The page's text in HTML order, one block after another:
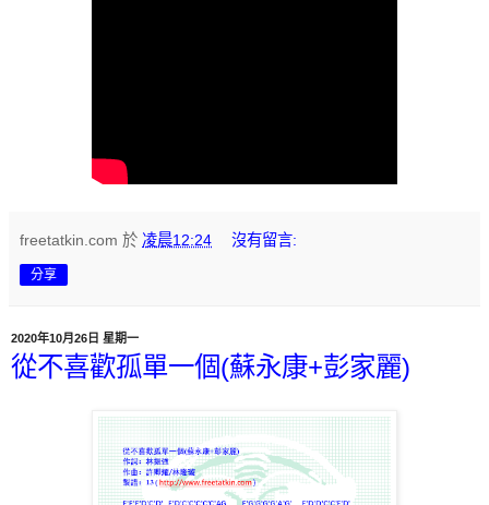
freetatkin.com 於 凌晨12:24 沒有留言:
分享
2020年10月26日 星期一
從不喜歡孤單一個(蘇永康+彭家麗)